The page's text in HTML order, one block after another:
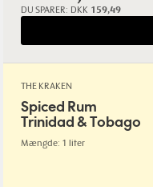
DU SPARER: DKK 159,49
THE KRAKEN
Spiced Rum
Trinidad & Tobago
Mængde: 1 liter